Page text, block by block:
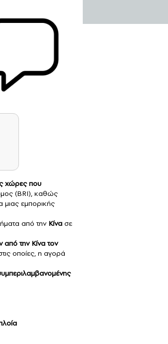
χώρες που
(BRI), καθώς
μιας εμπορικής
από την Κίνα σε
την Κίνα τον
οποίες, η αγορά